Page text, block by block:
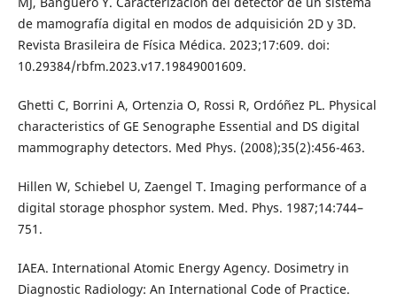
de mamografía digital en modos de adquisición 2D y 3D.
Revista Brasileira de Física Médica. 2023;17:609. doi:
10.29384/rbfm.2023.v17.19849001609.
Ghetti C, Borrini A, Ortenzia O, Rossi R, Ordóñez PL. Physical
characteristics of GE Senographe Essential and DS digital
mammography detectors. Med Phys. (2008);35(2):456-463.
Hillen W, Schiebel U, Zaengel T. Imaging performance of a
digital storage phosphor system. Med. Phys. 1987;14:744–
751.
IAEA. International Atomic Energy Agency. Dosimetry in
Diagnostic Radiology: An International Code of Practice.